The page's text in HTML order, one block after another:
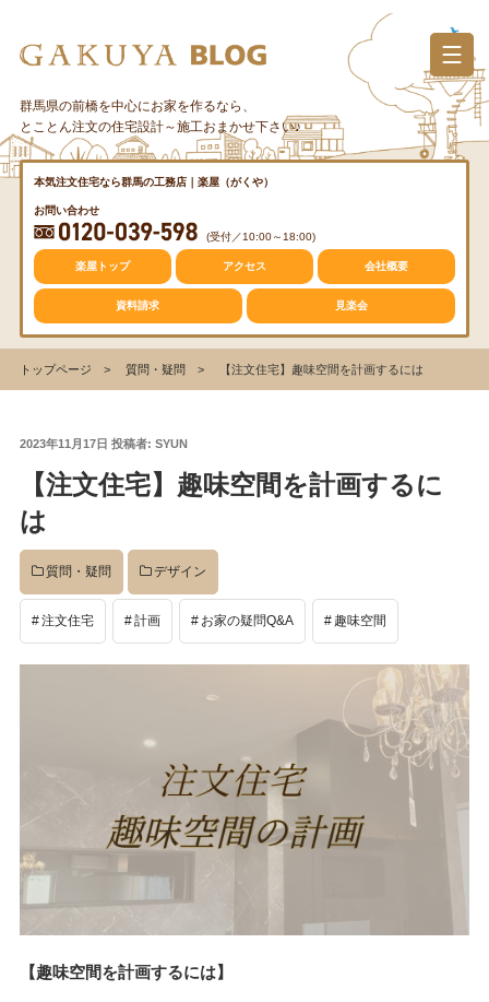
へ
ス
群馬県の前橋を中心にお家を作るなら、
とことん注文の住宅設計～施工おまかせ下さい♪
本気注文住宅なら群馬の工務店｜楽屋（がくや）
お問い合わせ
(受付／10:00～18:00)
楽屋トップ アクセス 会社概要
資料請求 見楽会
トップページ 質問・疑問 【注文住宅】趣味空間を計画するには
投
2023年11月17日 投稿者: SYUN
【注文住宅】趣味空間を計画するに
は
質問・疑問 デザイン
注文住宅 計画 お家の疑問Q&A 趣味空間
【趣味空間を計画するには】
カテゴリー
質問・疑問
トレンド
収納
完成後
社長のコラム